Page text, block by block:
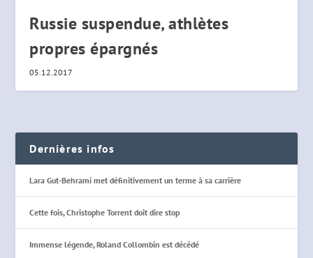
Russie suspendue, athlètes
propres épargnés
05.12.2017
Dernières infos
Lara Gut-Behrami met définitivement un terme à sa carrière
Cette fois, Christophe Torrent doit dire stop
Immense légende, Roland Collombin est décédé